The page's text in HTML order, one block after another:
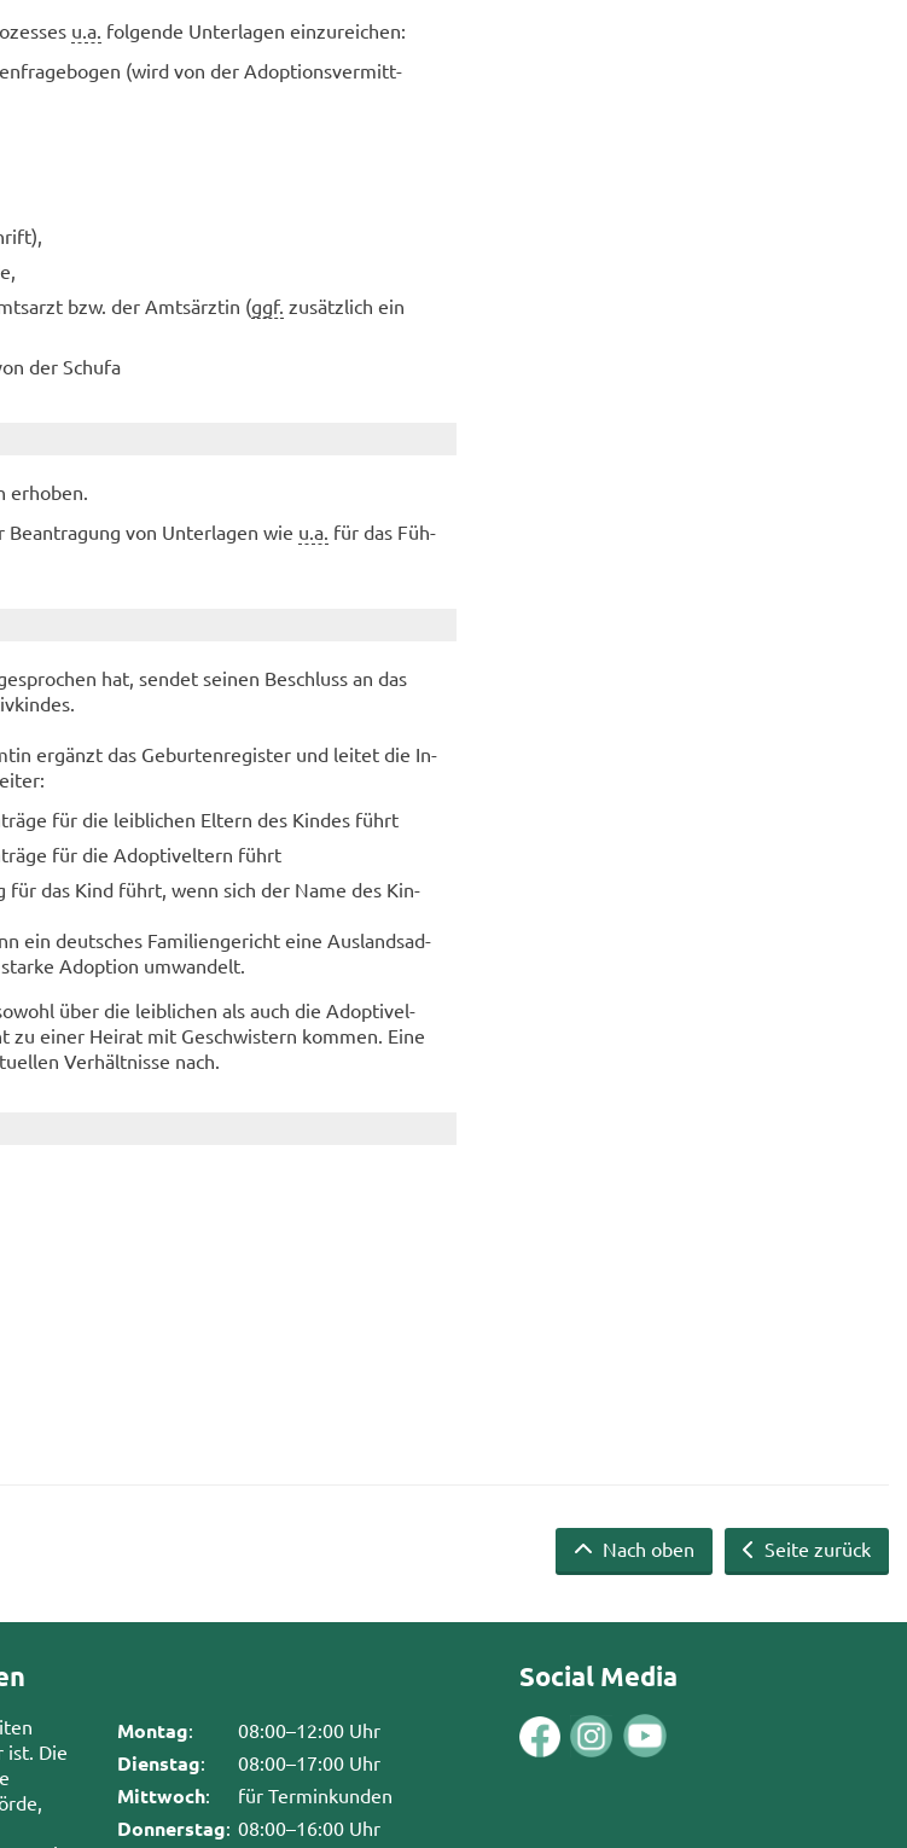
u.a. fol­gen­de Un­ter­la­gen ein­zu­rei­chen:
(wird von der Ad­op­ti­ons­ver­mitt­
bzw. der Amts­ärz­tin (ggf. zu­sätz­lich ein
der Schu­fa
er­ho­ben.
von Un­ter­la­gen wie u.a. für das Füh­
hat, sen­det sei­nen Be­schluss an das
er­gänzt das Ge­bur­ten­re­gis­ter und lei­tet die In­
für die leib­li­chen El­tern des Kin­des führt
für die Ad­op­tiv­el­tern führt
für das Kind führt, wenn sich der Name des Kin­
ein deut­sches Fa­mi­li­en­ge­richt eine Aus­lands­ad­
Ad­op­ti­on um­wan­delt.
über die leib­li­chen als auch die Ad­op­tiv­el­
zu einer Hei­rat mit Ge­schwis­tern kom­men. Eine
Ver­hält­nis­se nach.
Seite zurück
Nach oben
ist. Die
Montag: 08:00–12:00 Uhr
Dienstag: 08:00–17:00 Uhr
Mittwoch: für Terminkunden
Donnerstag: 08:00–16:00 Uhr
Social Media